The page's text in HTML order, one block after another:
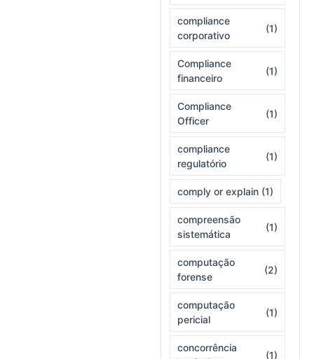
compliance
corporativo
(1)
Compliance
financeiro
(1)
Compliance
Officer
(1)
compliance
regulatório
(1)
comply or explain (1)
compreensão
sistemática
(1)
computação
forense
(2)
computação
pericial
(1)
concorrência
(1)